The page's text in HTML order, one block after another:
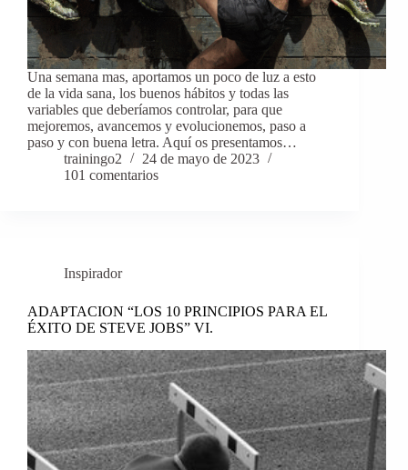
Una semana mas, aportamos un poco de luz a esto
de la vida sana, los buenos hábitos y todas las
variables que deberíamos controlar, para que
mejoremos, avancemos y evolucionemos, paso a
paso y con buena letra. Aquí os presentamos…
trainingo2
24 de mayo de 2023
101 comentarios
Inspirador
ADAPTACION “LOS 10 PRINCIPIOS PARA EL
ÉXITO DE STEVE JOBS” VI.